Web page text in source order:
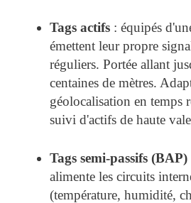
Tags actifs : équipés
émettent leur propre
réguliers. Portée allant
centaines de mètres.
géolocalisation en temps
suivi d'actifs de haute
Tags semi-passifs (BAP)
alimente les circuits
(température, humidité,